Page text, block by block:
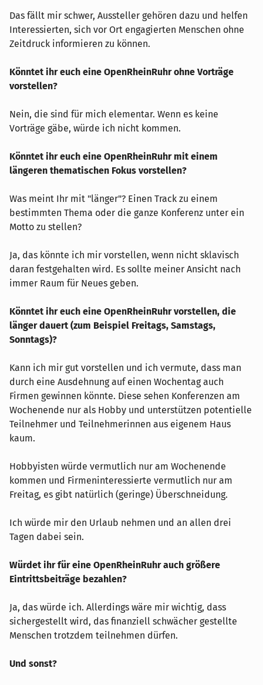
Das fällt mir schwer, Aussteller gehören dazu und helfen
Interessierten, sich vor Ort engagierten Menschen ohne
Zeitdruck informieren zu können.
Könntet ihr euch eine OpenRheinRuhr ohne Vorträge
vorstellen?
Nein, die sind für mich elementar. Wenn es keine
Vorträge gäbe, würde ich nicht kommen.
Könntet ihr euch eine OpenRheinRuhr mit einem
längeren thematischen Fokus vorstellen?
Was meint Ihr mit "länger"? Einen Track zu einem
bestimmten Thema oder die ganze Konferenz unter ein
Motto zu stellen?
Ja, das könnte ich mir vorstellen, wenn nicht sklavisch
daran festgehalten wird. Es sollte meiner Ansicht nach
immer Raum für Neues geben.
Könntet ihr euch eine OpenRheinRuhr vorstellen, die
länger dauert (zum Beispiel Freitags, Samstags,
Sonntags)?
Kann ich mir gut vorstellen und ich vermute, dass man
durch eine Ausdehnung auf einen Wochentag auch
Firmen gewinnen könnte. Diese sehen Konferenzen am
Wochenende nur als Hobby und unterstützen potentielle
Teilnehmer und Teilnehmerinnen aus eigenem Haus
kaum.
Hobbyisten würde vermutlich nur am Wochenende
kommen und Firmeninteressierte vermutlich nur am
Freitag, es gibt natürlich (geringe) Überschneidung.
Ich würde mir den Urlaub nehmen und an allen drei
Tagen dabei sein.
Würdet ihr für eine OpenRheinRuhr auch größere
Eintrittsbeiträge bezahlen?
Ja, das würde ich. Allerdings wäre mir wichtig, dass
sichergestellt wird, das finanziell schwächer gestellte
Menschen trotzdem teilnehmen dürfen.
Und sonst?